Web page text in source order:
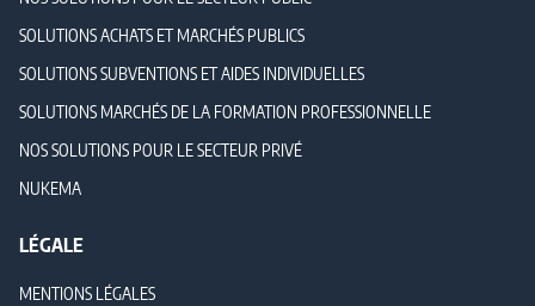
SOLUTIONS ACHATS ET MARCHÉS PUBLICS
SOLUTIONS SUBVENTIONS ET AIDES INDIVIDUELLES
SOLUTIONS MARCHÉS DE LA FORMATION PROFESSIONNELLE
NOS SOLUTIONS POUR LE SECTEUR PRIVÉ
NUKEMA
LÉGALE
MENTIONS LÉGALES